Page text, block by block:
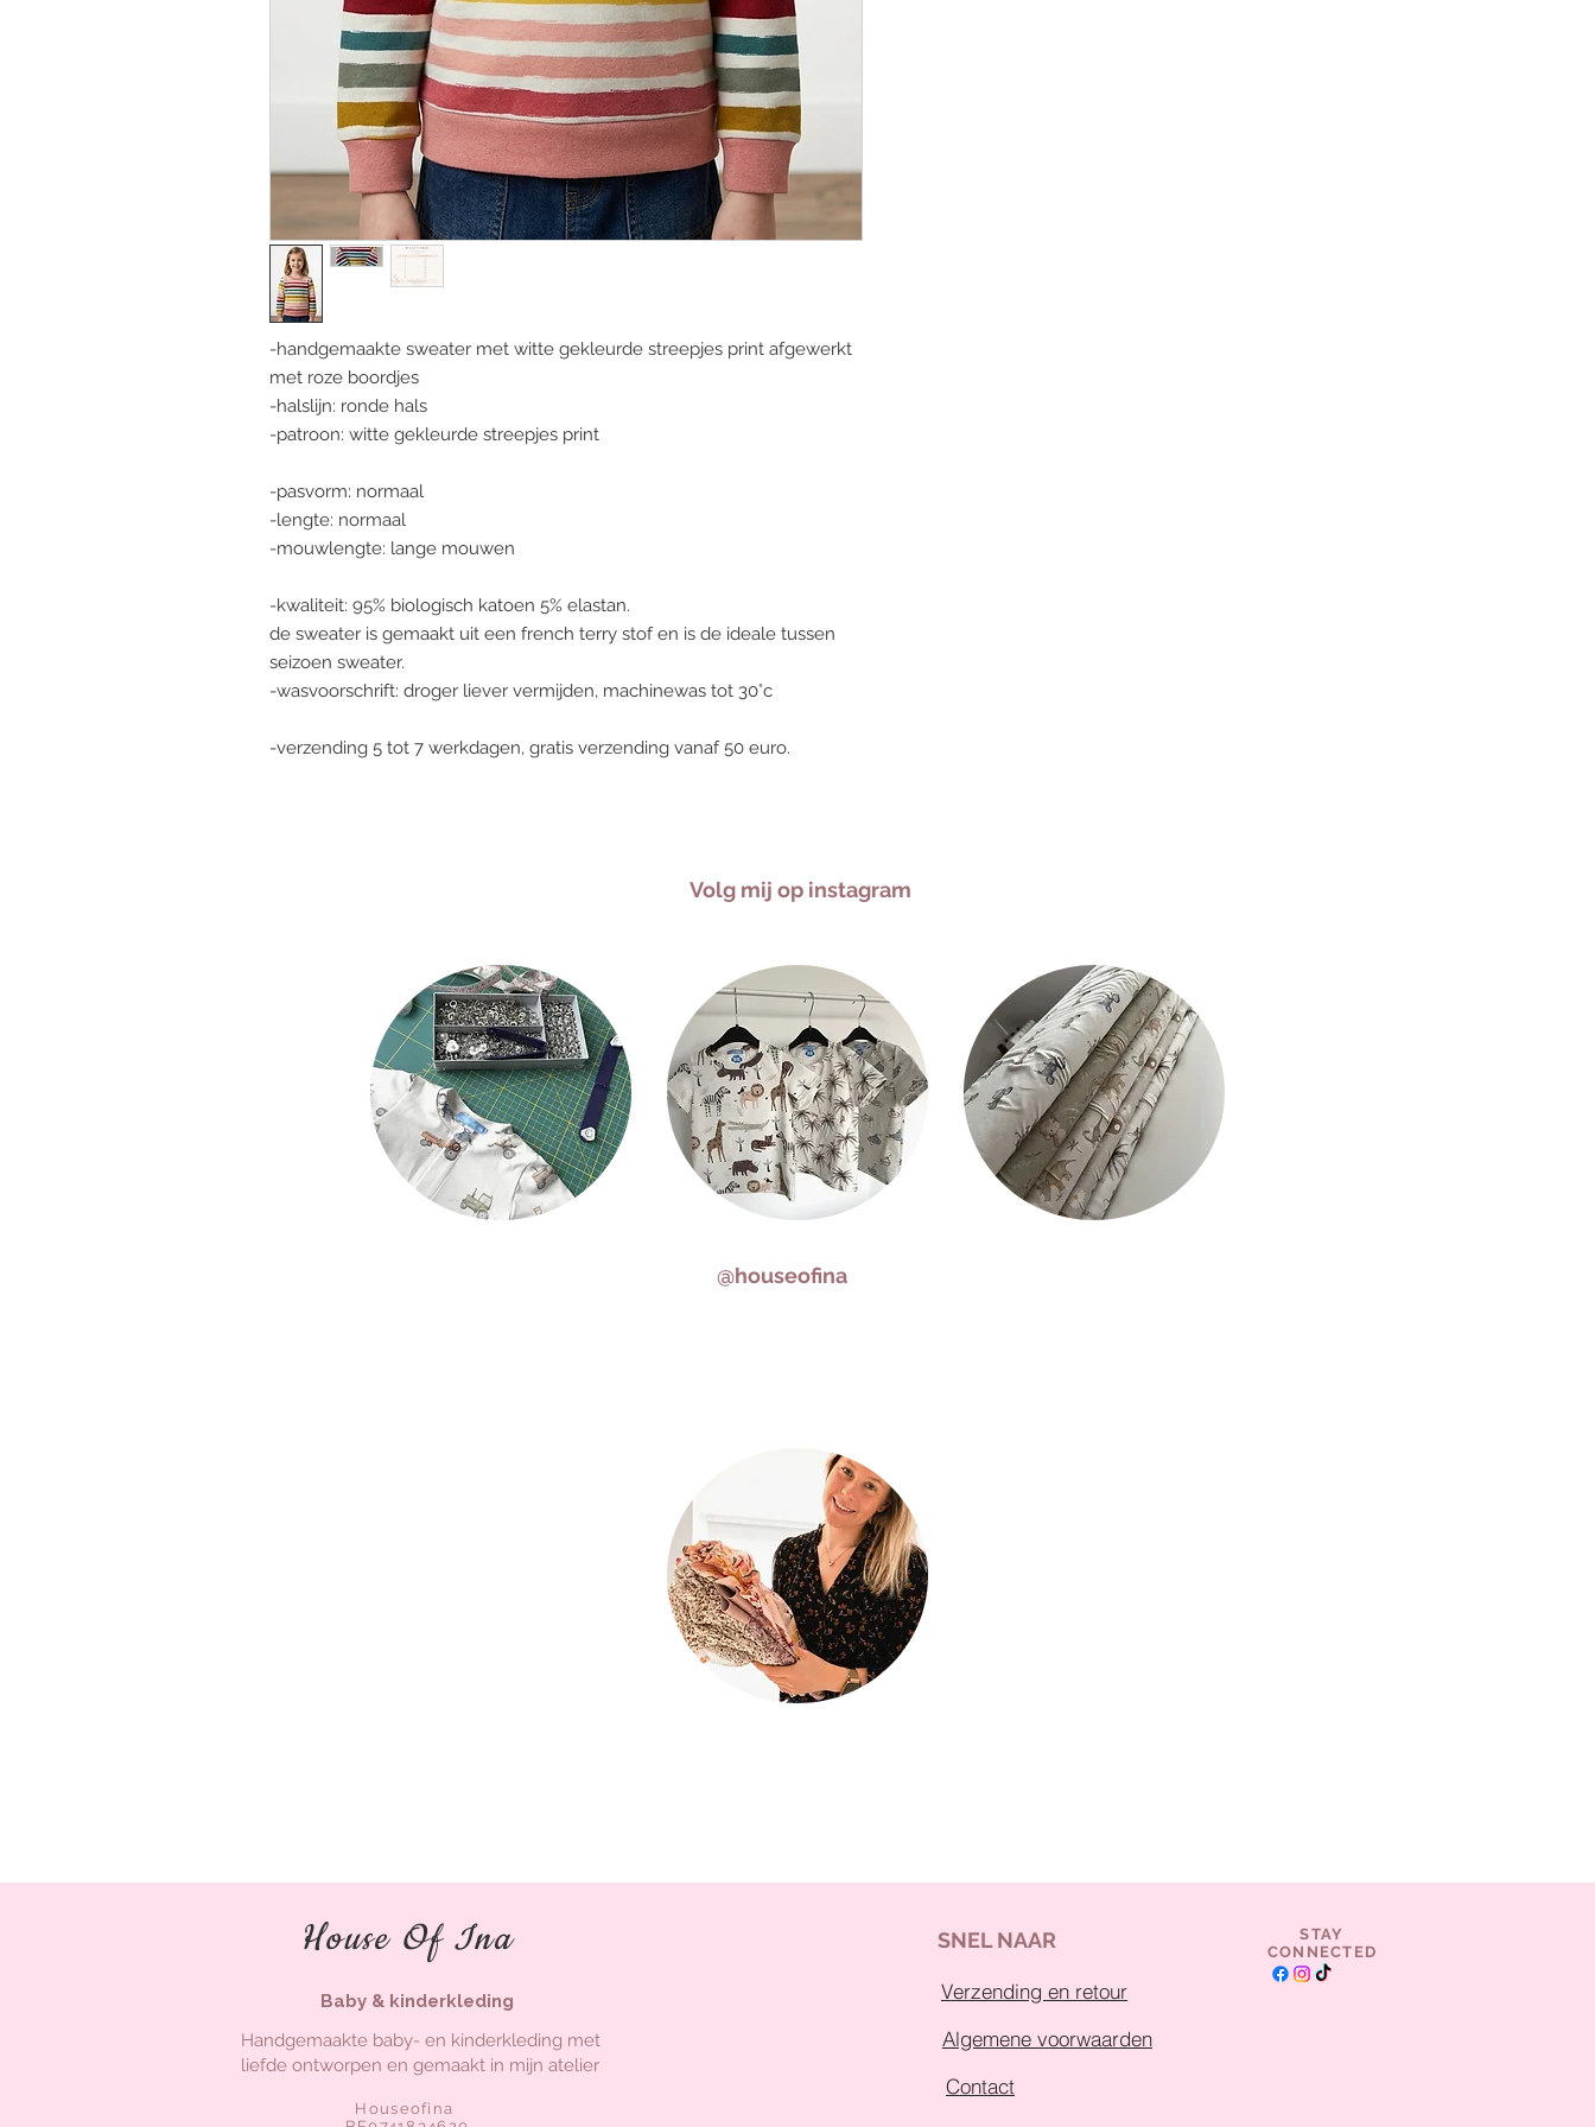
-handgemaakte sweater met witte gekleurde streepjes print afgewerkt
met roze boordjes
-halslijn: ronde hals
-patroon: witte gekleurde streepjes print
-pasvorm: normaal
-lengte: normaal
-mouwlengte: lange mouwen
-kwaliteit: 95% biologisch katoen 5% elastan.
de sweater is gemaakt uit een french terry stof en is de ideale tussen
seizoen sweater.
-wasvoorschrift: droger liever vermijden, machinewas tot 30°c
-verzending 5 tot 7 werkdagen, gratis verzending vanaf 50 euro.
Volg mij op instagram
@houseofina
House Of Ina
Baby & kinderkleding
Handgemaakte baby- en kinderkleding met
liefde ontworpen en gemaakt in mijn atelier
Houseofina
SNEL NAAR
STAY
CONNECTED
Verzending en retour
Algemene voorwaarden
Contact